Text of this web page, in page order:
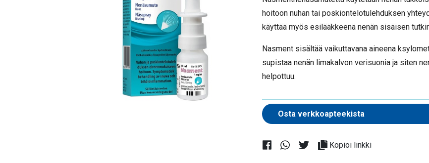
hoitoon nuhan tai poskiontelotulehduksen
käyttää myös esilääkkeenä nenän sisäisen
Nasment sisältää vaikuttavana aineena
supistaa nenän limakalvon verisuonia ja siten
helpottuu.
Kopioi linkki